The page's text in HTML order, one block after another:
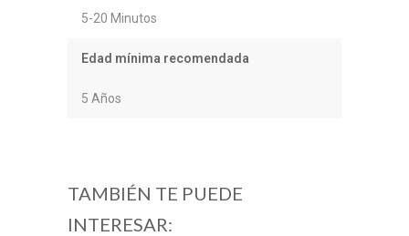
5-20 Minutos
Edad mínima recomendada
5 Años
TAMBIÉN TE PUEDE
INTERESAR: